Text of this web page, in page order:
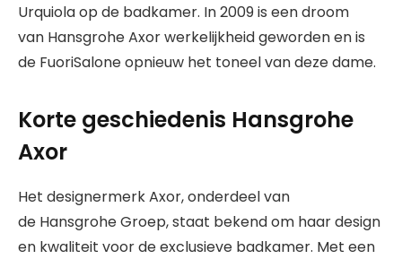
Urquiola op de badkamer. In 2009 is een droom
van Hansgrohe Axor werkelijkheid geworden en is
de FuoriSalone opnieuw het toneel van deze dame.
Korte geschiedenis Hansgrohe
Axor
Het designermerk Axor, onderdeel van
de Hansgrohe Groep, staat bekend om haar design
en kwaliteit voor de exclusieve badkamer. Met een